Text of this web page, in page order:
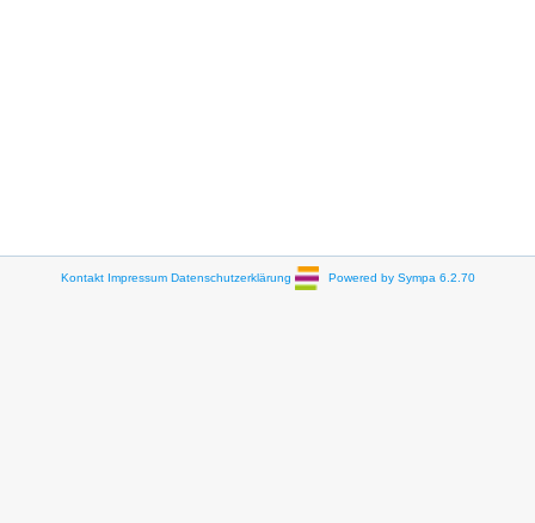
Kontakt Impressum Datenschutzerklärung Powered by Sympa 6.2.70